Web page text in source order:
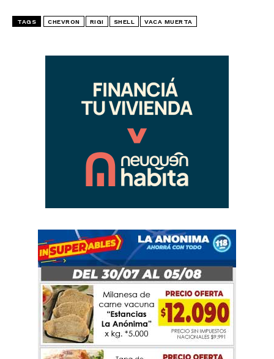
TAGS CHEVRON RIGI SHELL VACA MUERTA